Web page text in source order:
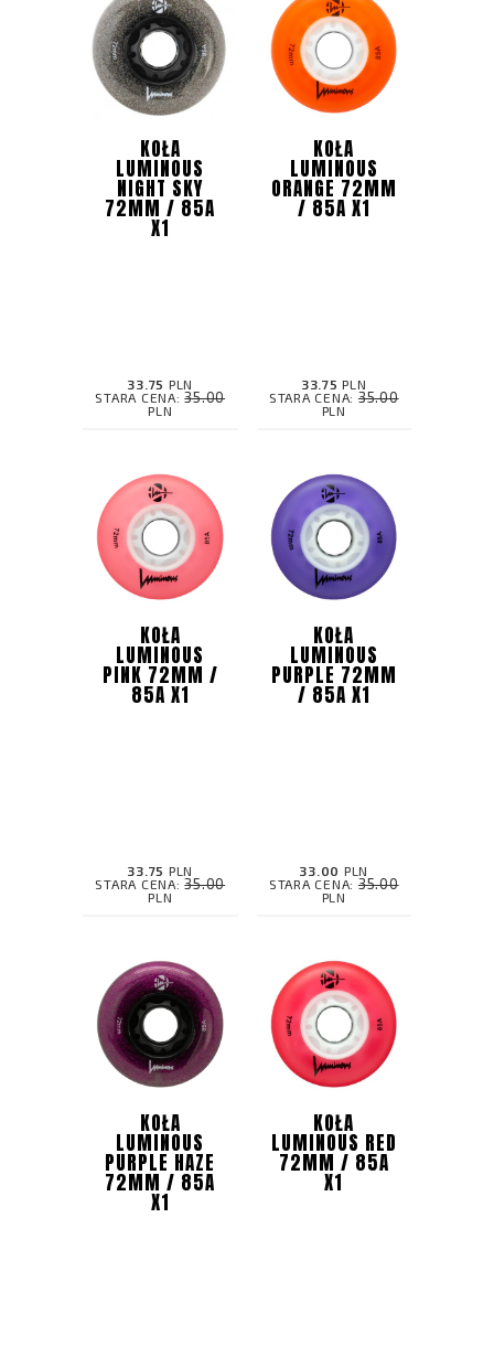
KOŁA
LUMINOUS
NIGHT SKY
72MM / 85A
X1
33.75 PLN
STARA CENA:35.00
PLN
KOŁA
LUMINOUS
ORANGE 72MM
/ 85A X1
33.75 PLN
STARA CENA:35.00
PLN
KOŁA
LUMINOUS
PINK 72MM /
85A X1
33.75 PLN
STARA CENA:35.00
PLN
KOŁA
LUMINOUS
PURPLE 72MM
/ 85A X1
33.00 PLN
STARA CENA:35.00
PLN
KOŁA
LUMINOUS
PURPLE HAZE
72MM / 85A
X1
KOŁA
LUMINOUS RED
72MM / 85A
X1